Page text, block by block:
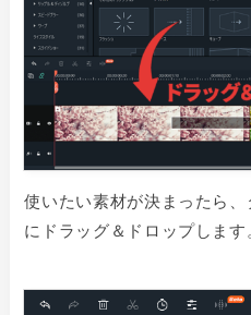
使いたい素材が決まったら
にドラッグ＆ドロップします